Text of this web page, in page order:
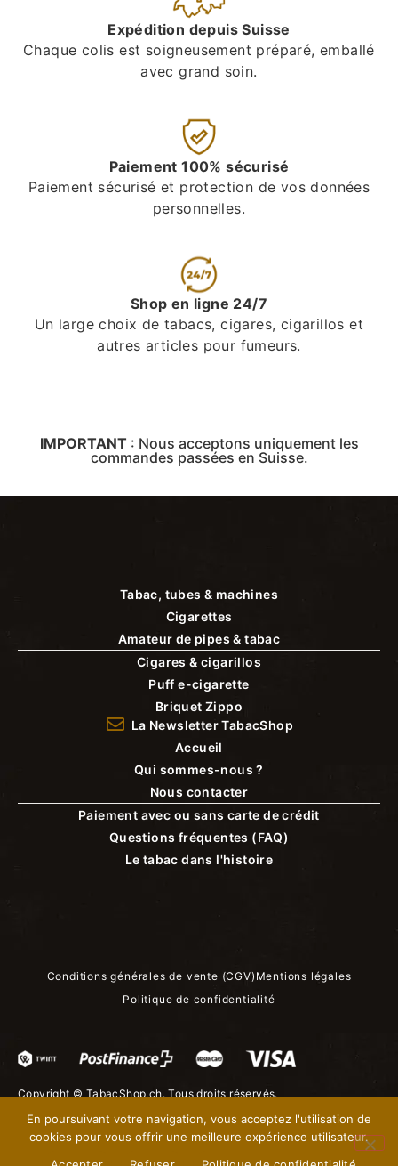
Expédition depuis Suisse
Chaque colis est soigneusement préparé, emballé
avec grand soin.
Paiement 100% sécurisé
Paiement sécurisé et protection de vos données
personnelles.
Shop en ligne 24/7
Un large choix de tabacs, cigares, cigarillos et
autres articles pour fumeurs.
IMPORTANT : Nous acceptons uniquement les
commandes passées en Suisse.
Tabac, tubes & machines
Cigarettes
Amateur de pipes & tabac
Cigares & cigarillos
Puff e-cigarette
Briquet Zippo
La Newsletter TabacShop
Accueil
Qui sommes-nous ?
Nous contacter
Paiement avec ou sans carte de crédit
Questions fréquentes (FAQ)
Le tabac dans l'histoire
Conditions générales de vente (CGV) Mentions légales
Politique de confidentialité
Copyright © TabacShop.ch. Tous droits réservés.
En poursuivant votre navigation, vous acceptez l'utilisation de
cookies pour vous offrir une meilleure expérience utilisateur.